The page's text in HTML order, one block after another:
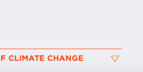
CLIMATE CHANGE